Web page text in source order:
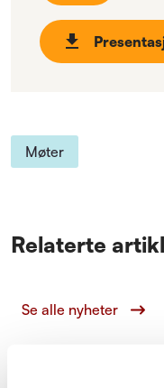
Møter
Relaterte
Se alle nyheter